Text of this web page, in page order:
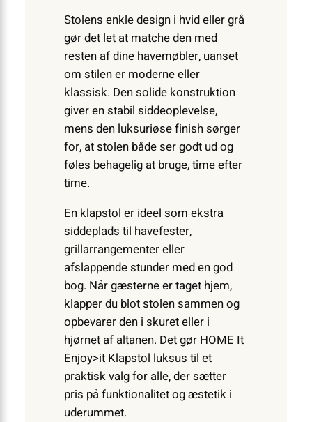
Stolens enkle design i hvid eller grå
gør det let at matche den med
resten af dine havemøbler, uanset
om stilen er moderne eller
klassisk. Den solide konstruktion
giver en stabil siddeoplevelse,
mens den luksuriøse finish sørger
for, at stolen både ser godt ud og
føles behagelig at bruge, time efter
time.
En klapstol er ideel som ekstra
siddeplads til havefester,
grillarrangementer eller
afslappende stunder med en god
bog. Når gæsterne er taget hjem,
klapper du blot stolen sammen og
opbevarer den i skuret eller i
hjørnet af altanen. Det gør HOME It
Enjoy>it Klapstol luksus til et
praktisk valg for alle, der sætter
pris på funktionalitet og æstetik i
uderummet.